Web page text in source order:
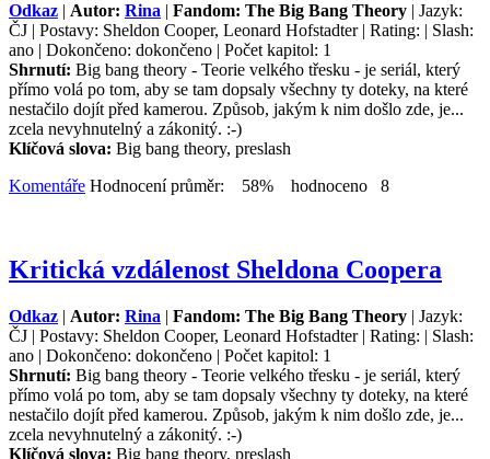
Odkaz | Autor: Rina | Fandom: The Big Bang Theory | Jazyk:
ČJ | Postavy: Sheldon Cooper, Leonard Hofstadter | Rating: | Slash:
ano | Dokončeno: dokončeno | Počet kapitol: 1
Shrnutí: Big bang theory - Teorie velkého třesku - je seriál, který
přímo volá po tom, aby se tam dopsaly všechny ty doteky, na které
nestačilo dojít před kamerou. Způsob, jakým k nim došlo zde, je...
zcela nevyhnutelný a zákonitý. :-)
Klíčová slova: Big bang theory, preslash
Komentáře Hodnocení průměr: 58% hodnoceno 8
Kritická vzdálenost Sheldona Coopera
Odkaz | Autor: Rina | Fandom: The Big Bang Theory | Jazyk:
ČJ | Postavy: Sheldon Cooper, Leonard Hofstadter | Rating: | Slash:
ano | Dokončeno: dokončeno | Počet kapitol: 1
Shrnutí: Big bang theory - Teorie velkého třesku - je seriál, který
přímo volá po tom, aby se tam dopsaly všechny ty doteky, na které
nestačilo dojít před kamerou. Způsob, jakým k nim došlo zde, je...
zcela nevyhnutelný a zákonitý. :-)
Klíčová slova: Big bang theory, preslash